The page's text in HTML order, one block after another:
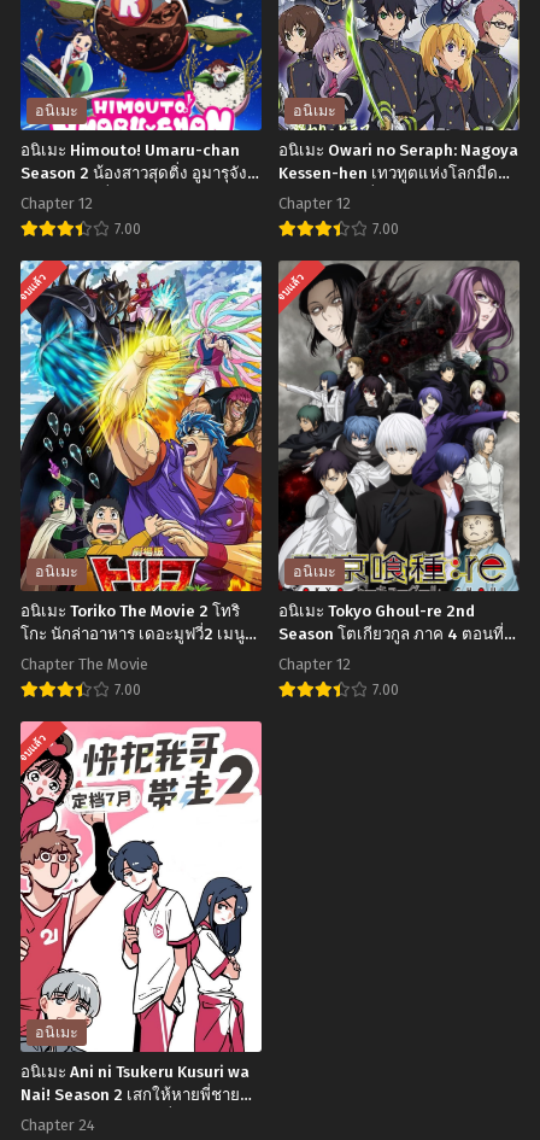
อนิเมะ
อนิเมะ Himouto! Umaru-chan
Season 2 น้องสาวสุดติ่ง อูมารุจัง
ภาค 2 ตอนที่1-12 พากย์ไทย+ซับ
ไทย
Chapter 12
7.00
อ
นิ
เมะ
Himouto!
Umaru-
chan
Season
2
น้อง
สาว
สุด
ติ่ง
อู
มา
รุ
จัง
ภาค
2
ตอน
ที่1-
12
พากย์
ไทย+ซับ
ไทย
อนิเมะ
อนิเมะ Owari no Seraph: Nagoya
Kessen-hen เทวทูตแห่งโลกมืด
(ภาค2) ตอนที่1-12 ซับไทย
Chapter 12
7.00
อ
นิ
เมะ
Owari
no
Seraph:
Nagoya
Kessen-
hen
เทวทูต
แห่ง
โลก
มืด
(ภาค2)
จบแล้ว
อนิเมะ
อนิเมะ Toriko The Movie 2 โทริ
โกะ นักล่าอาหาร เดอะมูฟวี่2 เมนู
พิเศษของเหล่านักล่าอาหาร ซับไทย
Chapter The Movie
7.00
อ
นิ
เมะ
Toriko
The
Movie
2
โท
ริ
โกะ
นัก
ล่า
อาหาร
จบแล้ว
อนิเมะ
อนิเมะ Tokyo Ghoul-re 2nd
Season โตเกียวกูล ภาค 4 ตอนที่1-
12 ซับไทย
Chapter 12
7.00
จบแล้ว
อนิเมะ
อนิเมะ Ani ni Tsukeru Kusuri wa
Nai! Season 2 เสกให้หายพี่ชาย
จอมกวน ภาค 2 ตอนที่1-24 ซับไทย
Chapter 24